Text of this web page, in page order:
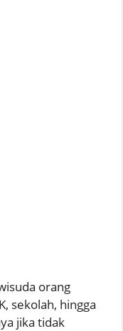
orang
sekolah, hingga
jika tidak